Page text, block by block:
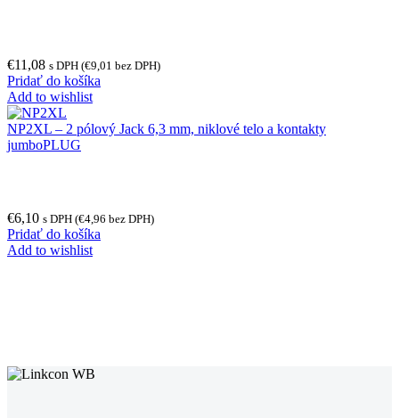
€11,08 s DPH (€9,01 bez DPH)
Pridať do košíka
Add to wishlist
NP2XL – 2 pólový Jack 6,3 mm, niklové telo a kontakty
jumboPLUG
€6,10 s DPH (€4,96 bez DPH)
Pridať do košíka
Add to wishlist